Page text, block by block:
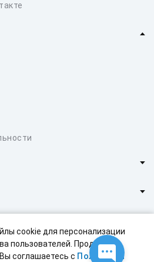
cookie для персонализации
пользователей. Продолжая
соглашаетесь с Политикой